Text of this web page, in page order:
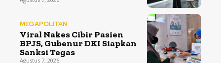
MEGAPOLITAN
Viral Nakes Cibir Pasien
BPJS, Gubenur DKI Siapkan
Sanksi Tegas
Agustus 7, 2026